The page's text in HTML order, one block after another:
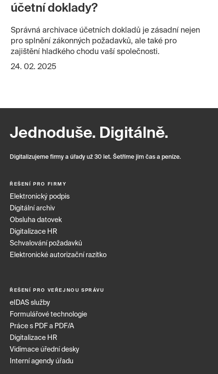
účetní doklady?
Správná archivace účetních dokladů je zásadní nejen
pro splnění zákonných požadavků, ale také pro
zajištění hladkého chodu vaší společnosti.
24. 02. 2025
Jednoduše. Digitálně.
Digitalizujeme firmy a úřady už 30 let. Šetříme jim čas a peníze.
ŘEŠENÍ PRO FIRMY
Elektronický podpis
Digitální archiv
Obsluha datovek
Digitalizace HR
Schvalování požadavků
Elektronické autorizační razítko
ŘEŠENÍ PRO VEŘEJNOU SPRÁVU
eIDAS služby
Formulářové technologie
Práce s PDF a PDF/A
Digitalizace HR
Vidimace úřední desky
Interní agendy úřadu